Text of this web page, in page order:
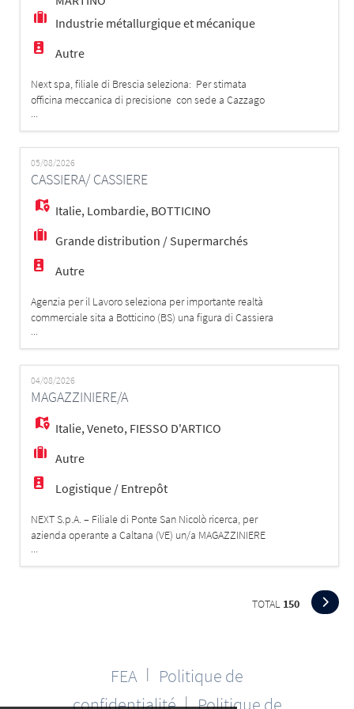
Industrie métallurgique et mécanique
Autre
Next spa, filiale di Brescia seleziona: Per stimata
officina meccanica di precisione con sede a Cazzago
San Martino (BS), UN/UNA Responsabile di
Produzione. Il Ruolo e il Contesto Organizzativo La
risorsa inserita agirà come figura chiave e punto di
contatto tra l'officina produttiva, l'amministrazione e la
Direzione aziendale. Lavorerà in
...
05/08/2026
CASSIERA/ CASSIERE
Italie, Lombardie, BOTTICINO
Grande distribution / Supermarchés
Autre
Agenzia per il Lavoro seleziona per importante realtà
commerciale sita a Botticino (BS) una figura di Cassiera
/ Addetta alle vendite per inserimento immediato con
orario Full-Time. 👀 Chi cerchiamo? Il profilo ideale
possiede: - Esperienza minima nella gestione della
cassa e dei pagamenti. - Precisione nel conteggio del
denaro e nella chiusura d
...
04/08/2026
MAGAZZINIERE/A
Italie,Veneto, FIESSO D'ARTICO
Autre
Logistique / Entrepôt
NEXT S.p.A. – Filiale di Ponte San Nicolò ricerca, per
azienda operante a Caltana (VE) un/a MAGAZZINIERE
Hai esperienza in magazzino e sei in cerca di
un'opportunità concreta in un'azienda dinamica e in
...
TOTAL 150
FEA
Politique de
confidentialité
Politique de